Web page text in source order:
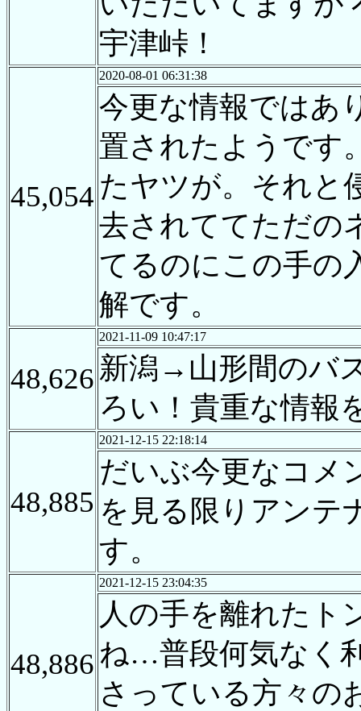
宇津峠！
45,054
2020-08-01 06:31:38
今更な情報ではあ
置されたようです
たヤツが。それと
去されててただの
てるのにこの手の
解です。
48,626
2021-11-09 10:47:17
新潟→山形間のバ
ろい！貴重な情報
48,885
2021-12-15 22:18:14
だいぶ今更なコメ
を見る限りアンテ
す。
48,886
2021-12-15 23:04:35
人の手を離れたト
ね…普段何気なく
さっている方々の